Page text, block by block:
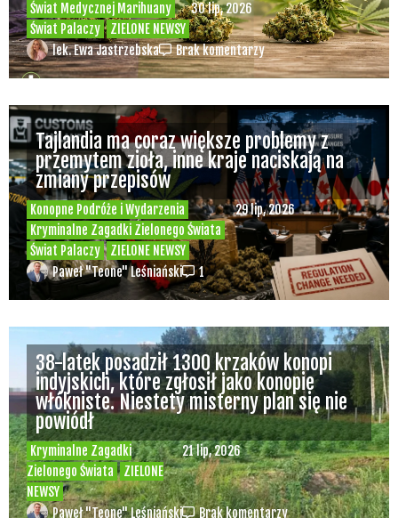
Świat Medycznej Marihuany
Świat Palaczy
ZIELONE NEWSY
30 lip, 2026
lek. Ewa Jastrzebska Brak komentarzy
Konopne Podróże i Wydarzenia
Kryminalne Zagadki Zielonego Świata
Świat Palaczy
ZIELONE NEWSY
29 lip, 2026
Tajlandia ma coraz większe problemy z
przemytem zioła, inne kraje naciskają na
zmiany przepisów
Paweł "Teone" Leśniański 1
Kryminalne Zagadki
Zielonego Świata
ZIELONE
NEWSY
21 lip, 2026
38-latek posadził 1300 krzaków konopi
indyjskich, które zgłosił jako konopie
włókniste. Niestety misterny plan się nie
powiódł
Paweł "Teone" Leśniański Brak komentarzy